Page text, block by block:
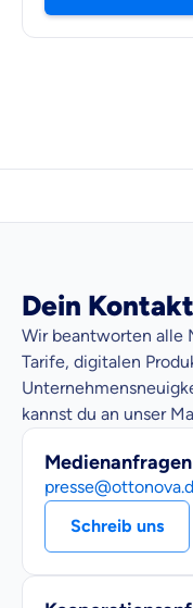
Dein
Wir beantworten alle
Tarife, digitalen
kannst du an unser
Medienanfragen
Schreib uns